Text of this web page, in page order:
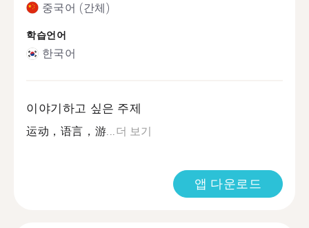
중국어 (간체)
학습언어
한국어
이야기하고 싶은 주제
运动，语言，游...더 보기
앱 다운로드